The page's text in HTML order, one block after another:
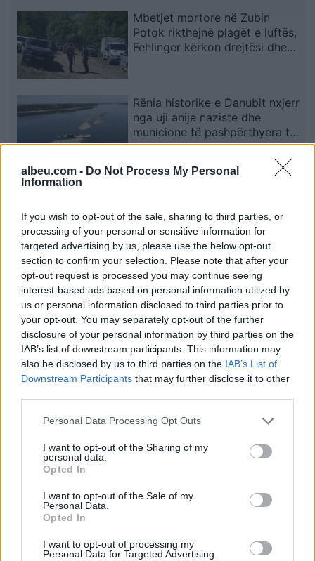
albeu.com - Do Not Process My Personal
Information
If you wish to opt-out of the sale, sharing to third parties, or
processing of your personal or sensitive information for
targeted advertising by us, please use the below opt-out
section to confirm your selection. Please note that after your
opt-out request is processed you may continue seeing
interest-based ads based on personal information utilized by
us or personal information disclosed to third parties prior to
your opt-out. You may separately opt-out of the further
disclosure of your personal information by third parties on the
IAB’s list of downstream participants. This information may
also be disclosed by us to third parties on the IAB’s List of
Downstream Participants that may further disclose it to other
Personal Data Processing Opt Outs
I want to opt-out of the Sharing of my
personal data.
Opted In
I want to opt-out of the Sale of my
Personal Data.
Opted In
I want to opt-out of processing my
Personal Data for Targeted Advertising.
Mbetjet mortore në Zubin
Potok rikthejnë plagët e luftës,
Fehlinger kërkon drejtësi dhe
Rënia historike e Danubit nxjerr
nga uji anije naziste dhe
municione të pashpërthyera të
Luftës së Dytë Botërore
kërcënojnë zonat e banuara
Esim for Global
Esim for USA|Esim for Italy| Esim for Spain|Esim